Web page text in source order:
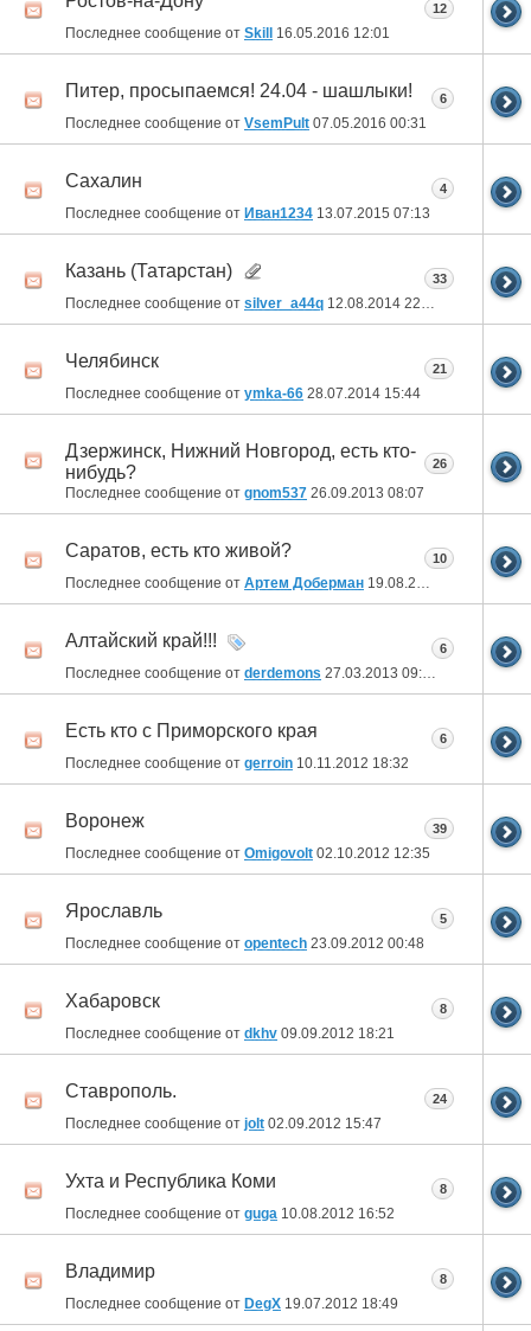
Последнее сообщение от Skill 16.05.2016 12:01
12
Питер, просыпаемся! 24.04 - шашлыки!
Последнее сообщение от VsemPult 07.05.2016 00:31
6
Сахалин
Последнее сообщение от Иван1234 13.07.2015 07:13
4
Казань (Татарстан)
Последнее сообщение от silver_a44q 12.08.2014 22:43
33
Челябинск
Последнее сообщение от ymka-66 28.07.2014 15:44
21
Дзержинск, Нижний Новгород, есть кто-
нибудь?
Последнее сообщение от gnom537 26.09.2013 08:07
26
Саратов, есть кто живой?
Последнее сообщение от Артем Доберман 19.08.2013
10
Алтайский край!!!
Последнее сообщение от derdemons 27.03.2013 09:49
6
Есть кто с Приморского края
Последнее сообщение от gerroin 10.11.2012 18:32
6
Воронеж
Последнее сообщение от Omigovolt 02.10.2012 12:35
39
Ярославль
Последнее сообщение от opentech 23.09.2012 00:48
5
Хабаровск
Последнее сообщение от dkhv 09.09.2012 18:21
8
Ставрополь.
Последнее сообщение от jolt 02.09.2012 15:47
24
Ухта и Республика Коми
Последнее сообщение от guga 10.08.2012 16:52
8
Владимир
Последнее сообщение от DegX 19.07.2012 18:49
8